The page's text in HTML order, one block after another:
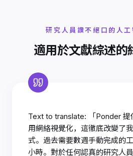
研究人員讚不絕口的人
適用於文獻綜述的
Text to translate: 「Ponder 提
用網絡視覺化，這徹底改變了
式。過去需要數週手動完成的
小時。對於任何認真的研究人